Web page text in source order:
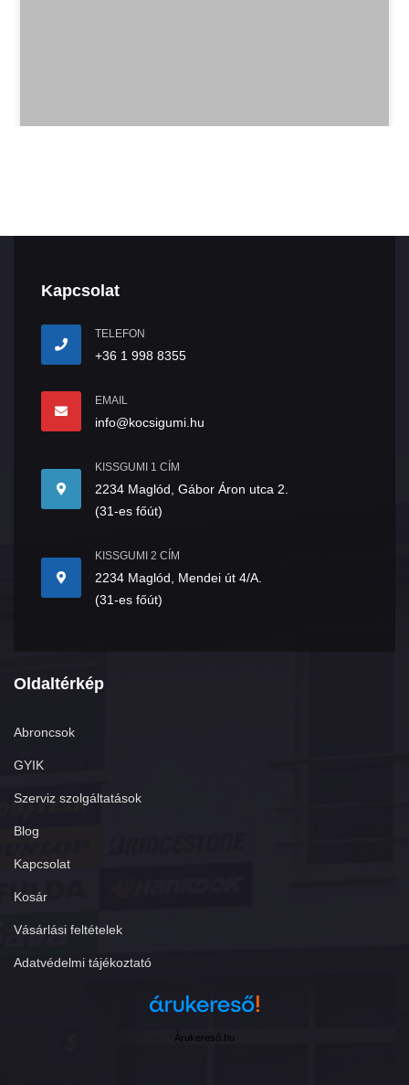
Kapcsolat
TELEFON
+36 1 998 8355
EMAIL
info@kocsigumi.hu
KISSGUMI 1 CÍM
2234 Maglód, Gábor Áron utca 2.
(31-es főút)
KISSGUMI 2 CÍM
2234 Maglód, Mendei út 4/A.
(31-es főút)
Oldaltérkép
Abroncsok
GYIK
Szerviz szolgáltatások
Blog
Kapcsolat
Kosár
Vásárlási feltételek
Adatvédelmi tájékoztató
Árukereső.hu